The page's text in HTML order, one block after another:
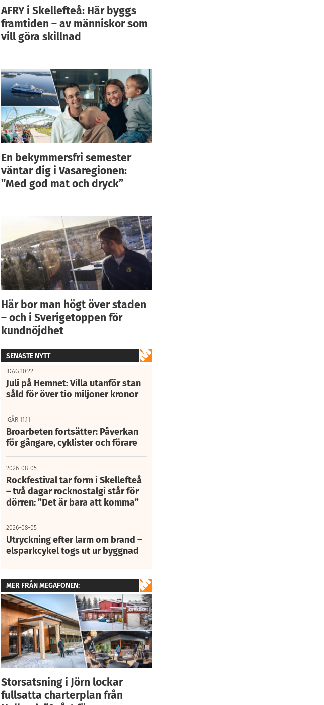
AFRY i Skellefteå: Här byggs
framtiden – av människor som
vill göra skillnad
En bekymmersfri semester
väntar dig i Vasaregionen:
”Med god mat och dryck”
Här bor man högt över staden
– och i Sverigetoppen för
kundnöjdhet
SENASTE NYTT
IDAG 10:22
Juli på Hemnet: Villa utanför stan
såld för över tio miljoner kronor
IGÅR 11:11
Broarbeten fortsätter: Påverkan
för gångare, cyklister och förare
2026-08-05
Rockfestival tar form i Skellefteå
– två dagar rocknostalgi står för
dörren: ”Det är bara att komma”
2026-08-05
Utryckning efter larm om brand –
elsparkcykel togs ut ur byggnad
MER FRÅN MEGAFONEN:
Storsatsning i Jörn lockar
fullsatta charterplan från